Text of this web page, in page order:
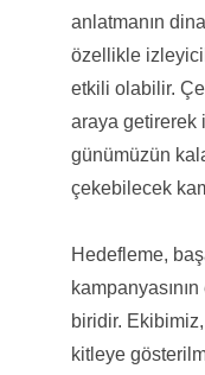
anlatmanın
özellikle
etkili olabilir.
araya getirerek
günümüzün
çekebilecek
Hedefleme,
biridir. Ekibimiz,
kitleye